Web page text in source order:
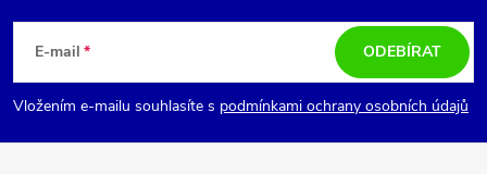
p
E-mail
Vložením e-mailu souhlasíte s podmínkami ochrany osobních údajů
ODEBÍRAT